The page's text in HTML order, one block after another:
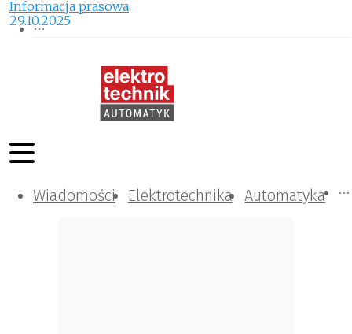
Wiadomości Elektrotechnika Automatyka
Komunikacja i IT
Kontrola
Tematy specjalne
Informacja prasowa
29.10.2025